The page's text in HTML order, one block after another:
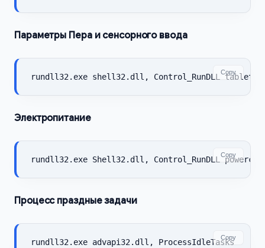
Параметры Пера и сенсорного ввода
rundll32.exe shell32.dll, Control_RunDLLCopy
Электропитание
rundll32.exe Shell32.dll, Control_RunDLLCopy
Процесс праздные задачи
rundll32.exe advapi32.dll, ProcessIdleTasks
Copy